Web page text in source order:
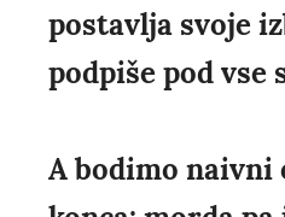
postavlja svoje
podpiše pod vse
A bodimo